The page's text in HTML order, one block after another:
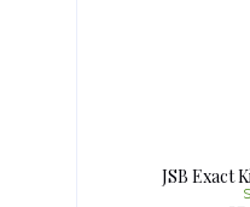
JSB Exact